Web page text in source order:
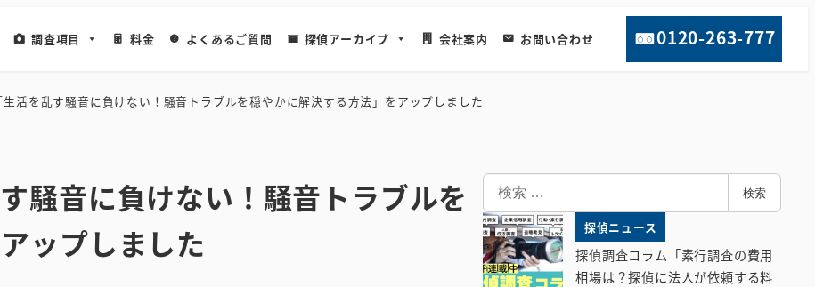
調査項目 料金 よくあるご質問 探偵アーカイブ 会社案内 お問い合わせ 0120-263-777
活を乱す騒音に負けない！騒音トラブルを穏やかに解決する方法」をアップしました
騒音に負けない！騒音トラブルを
ップしました
索
検索
探偵ニュース
探偵調査コラム「素行調査の費用
相場は？探偵に法人が依頼する料